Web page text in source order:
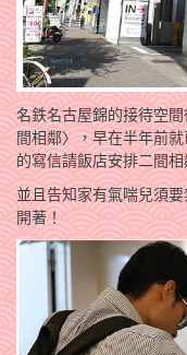
名鉄名古屋錦的接待空
間相鄰〉，早在半年前
的寫信請飯店安排二間
並且告知家有氣喘兒須
開著！